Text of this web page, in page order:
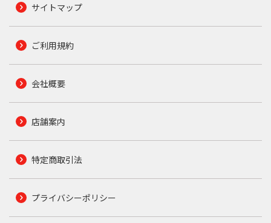
サイトマップ
ご利用規約
会社概要
店舗案内
特定商取引法
プライバシーポリシー